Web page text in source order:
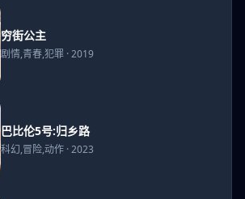
穷街公主
剧情,青春,犯罪 · 2019
巴比伦5号:归乡路
科幻,冒险,动作 · 2023